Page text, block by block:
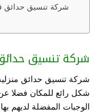
شركة تنسيق حدائق
شركة تنسيق
شركة تنسيق حدائق
شكل رائع للمكان فضلا عن
الوجبات المفضلة لديهم